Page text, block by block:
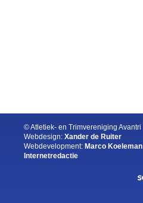
© Atletiek- en Trimvereniging Avantri
Webdesign: Xander de Ruiter
Webdevelopment: Marco Koeleman
Internetredactie